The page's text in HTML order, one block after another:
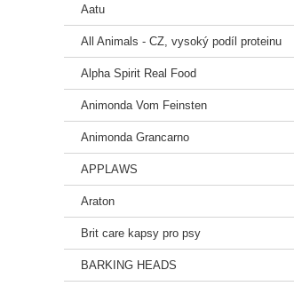
Aatu
All Animals - CZ, vysoký podíl proteinu
Alpha Spirit Real Food
Animonda Vom Feinsten
Animonda Grancarno
APPLAWS
Araton
Brit care kapsy pro psy
BARKING HEADS